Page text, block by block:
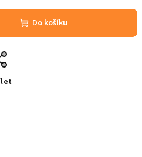
Do košíku